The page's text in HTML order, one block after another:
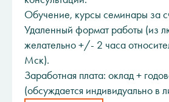
Обучение, курсы семинары за
Удаленный формат работы (из
желательно +/- 2 часа
Мск).
Заработная плата: оклад +
(обсуждается индивидуально в